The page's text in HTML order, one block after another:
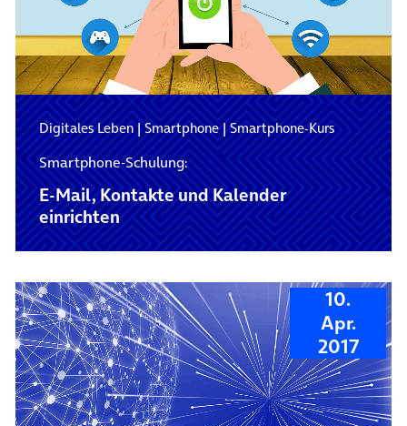
Digitales Leben|Smartphone|Smartphone-Kurs
Smartphone-Schulung:
E-Mail, Kontakte und Kalender
einrichten
10.
Apr.
2017